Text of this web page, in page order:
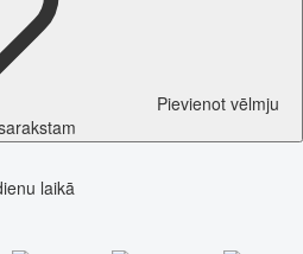
Pievienot vēlmju
laikā